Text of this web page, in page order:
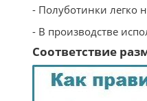
- Полуботинки легко
- В производстве
Соответствие